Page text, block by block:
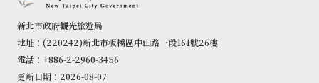
新北市政府觀光旅遊局
地址：(220242)新北市板橋區中山路一段161號26樓
電話：+886-2-2960-3456
更新日期：2026-08-07